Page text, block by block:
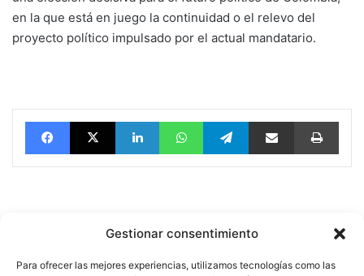
Gestionar consentimiento
Para ofrecer las mejores experiencias, utilizamos tecnologías como las
en la que está en juego la continuidad o el relevo del
proyecto político impulsado por el actual mandatario.
FacebookX LinkedInWhatsAppTelegramvía email